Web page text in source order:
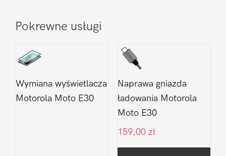
Pokrewne usługi
Wymiana wyświetlacza
Motorola Moto E30
Naprawa gniazda
ładowania Motorola
Moto E30
159,00 zł